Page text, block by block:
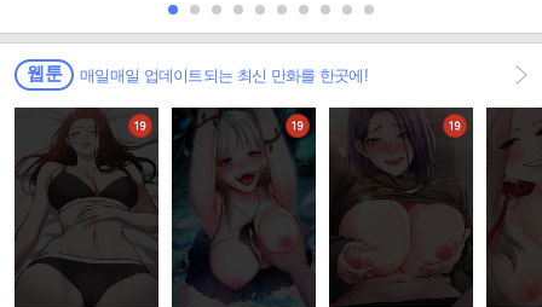
웹툰 매일매일 업데이트되는 최신 만화를 한곳에!